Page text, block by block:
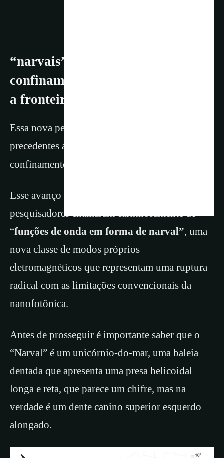
“narvais” alcançou o
confinamento de luz sonhado para
a fronteira nanofotônica
Essa nova pesquisa deu um salto sem
precedentes ao alcançar o controle sobre o
confinamento espacial da luz.
Esse avanço muda paradigmas, usando o que os
pesquisadores chamaram carinhosamente de
“funções de onda em forma de narval”, uma
nova classe de modos próprios
eletromagnéticos que representam uma ruptura
radical com as limitações convencionais da
nanofotônica.
Antes de prosseguir é importante saber que o
“Narval” é um unicórnio-do-mar, uma baleia
dentada que apresenta uma presa helicoidal
longa e reta, que parece um chifre, mas na
verdade é um dente canino superior esquerdo
alongado.